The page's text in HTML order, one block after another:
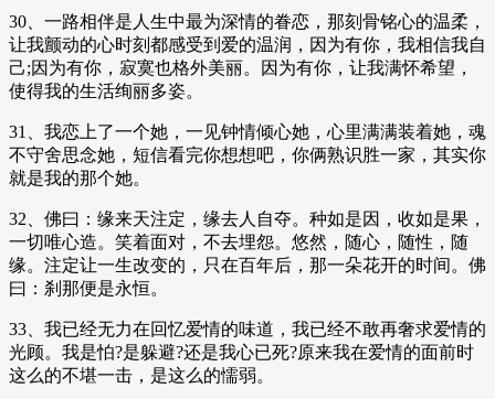
30、一路相伴是人生中最为深情的眷恋，那刻骨铭心的温柔，
让我颤动的心时刻都感受到爱的温润，因为有你，我相信我自
己;因为有你，寂寞也格外美丽。因为有你，让我满怀希望，
使得我的生活绚丽多姿。
31、我恋上了一个她，一见钟情倾心她，心里满满装着她，魂
不守舍思念她，短信看完你想想吧，你俩熟识胜一家，其实你
就是我的那个她。
32、佛曰：缘来天注定，缘去人自夺。种如是因，收如是果，
一切唯心造。笑着面对，不去埋怨。悠然，随心，随性，随
缘。注定让一生改变的，只在百年后，那一朵花开的时间。佛
曰：刹那便是永恒。
33、我已经无力在回忆爱情的味道，我已经不敢再奢求爱情的
光顾。我是怕?是躲避?还是我心已死?原来我在爱情的面前时
这么的不堪一击，是这么的懦弱。